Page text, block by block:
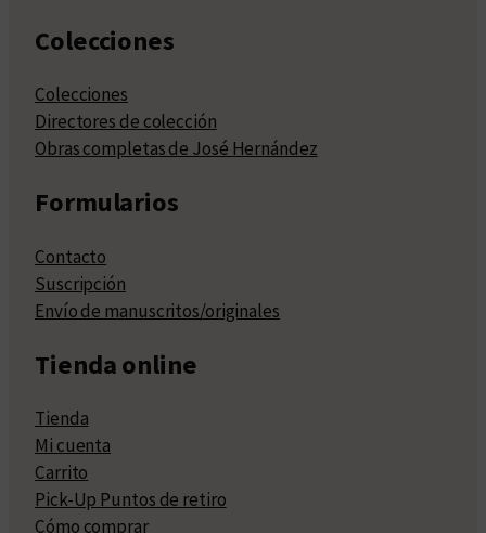
Colecciones
Colecciones
Directores de colección
Obras completas de José Hernández
Formularios
Contacto
Suscripción
Envío de manuscritos/originales
Tienda online
Tienda
Mi cuenta
Carrito
Pick-Up Puntos de retiro
Cómo comprar